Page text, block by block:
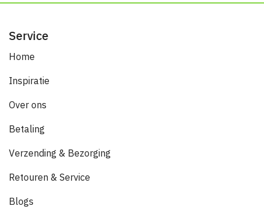
Service
Home
Inspiratie
Over ons
Betaling
Verzending & Bezorging
Retouren & Service
Blogs